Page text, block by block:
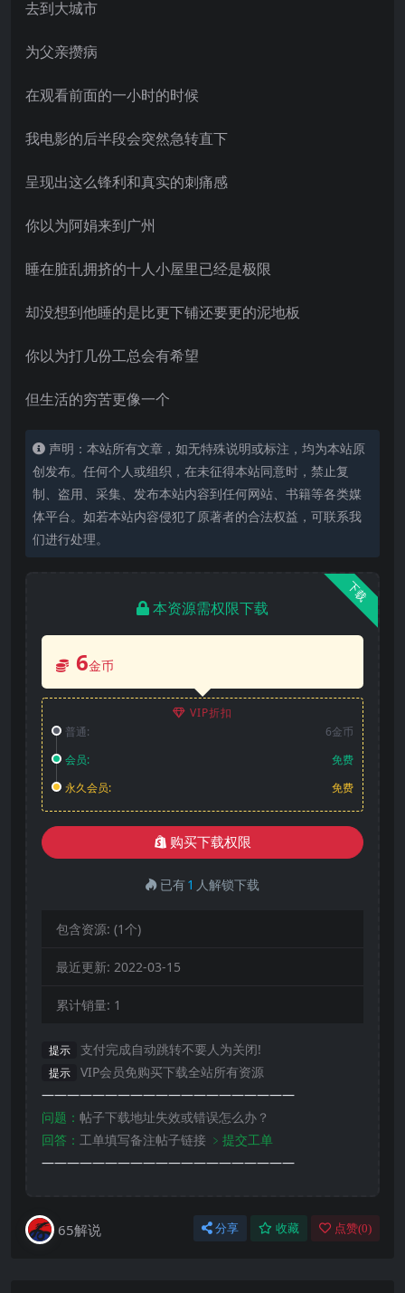
去到大城市
为父亲攒病
在观看前面的一小时的时候
我电影的后半段会突然急转直下
呈现出这么锋利和真实的刺痛感
你以为阿娟来到广州
睡在脏乱拥挤的十人小屋里已经是极限
却没想到他睡的是比更下铺还要更的泥地板
你以为打几份工总会有希望
但生活的穷苦更像一个
声明：本站所有文章，如无特殊说明或标注，均为本站原
创发布。任何个人或组织，在未征得本站同意时，禁止复
制、盗用、采集、发布本站内容到任何网站、书籍等各类媒
体平台。如若本站内容侵犯了原著者的合法权益，可联系我
们进行处理。
下载
本资源需权限下载
6金币
VIP折扣
普通:
6金币
会员:
免费
永久会员:
免费
购买下载权限
已有1 人解锁下载
包含资源: (1个)
最近更新: 2022-03-15
累计销量: 1
提示 支付完成自动跳转不要人为关闭!
提示
VIP会员免购买下载全站所有资源
————————————————————
问题： 帖子下载地址失效或错误怎么办？
回答： 工单填写备注帖子链接 ﹥提交工单
————————————————————
65解说 分享 收藏 点赞(0)